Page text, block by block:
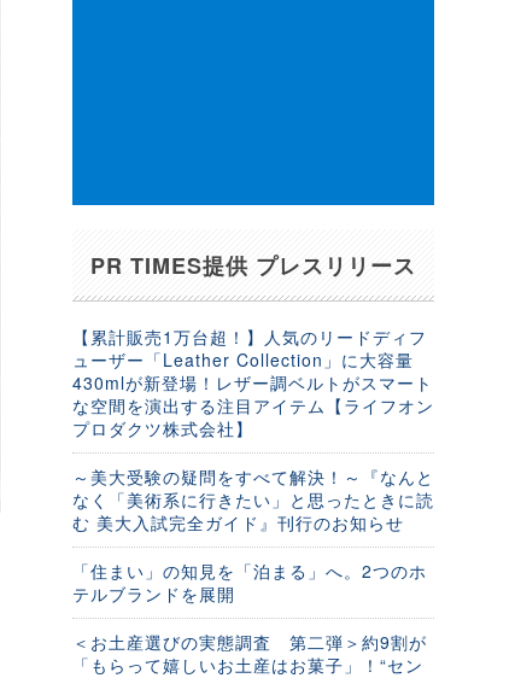
PR TIMES提供 プレスリリース
【累計販売1万台超！】人気のリードディフ
ューザー「Leather Collection」に大容量
430mlが新登場！レザー調ベルトがスマート
な空間を演出する注目アイテム【ライフオン
プロダクツ株式会社】
～美大受験の疑問をすべて解決！～『なんと
なく「美術系に行きたい」と思ったときに読
む 美大入試完全ガイド』刊行のお知らせ
「住まい」の知見を「泊まる」へ。2つのホ
テルブランドを展開
＜お土産選びの実態調査 第二弾＞約9割が
「もらって嬉しいお土産はお菓子」！“セン